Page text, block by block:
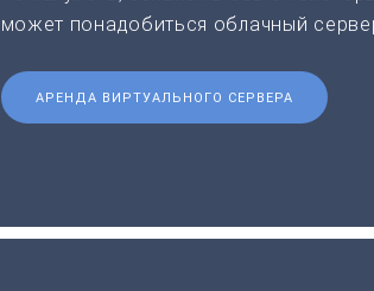
может понадобиться облачный
АРЕНДА ВИРТУАЛЬНОГО СЕРВЕРА